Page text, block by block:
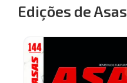
Edições de Asas